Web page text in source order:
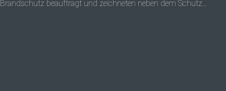
Brandschutz beauftragt und zeichneten neben dem Schutz...